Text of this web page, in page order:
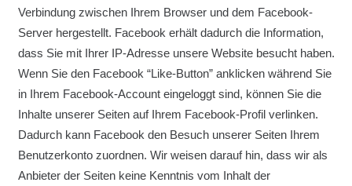
Verbindung zwischen Ihrem Browser und dem Facebook-
Server hergestellt. Facebook erhält dadurch die Information,
dass Sie mit Ihrer IP-Adresse unsere Website besucht haben.
Wenn Sie den Facebook “Like-Button” anklicken während Sie
in Ihrem Facebook-Account eingeloggt sind, können Sie die
Inhalte unserer Seiten auf Ihrem Facebook-Profil verlinken.
Dadurch kann Facebook den Besuch unserer Seiten Ihrem
Benutzerkonto zuordnen. Wir weisen darauf hin, dass wir als
Anbieter der Seiten keine Kenntnis vom Inhalt der